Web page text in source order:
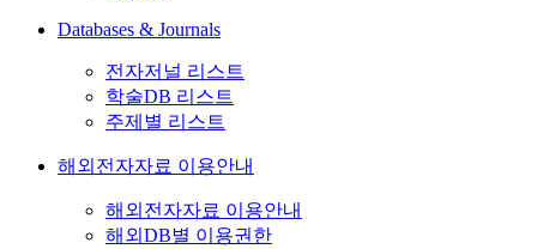
Databases & Journals
전자저널 리스트
학술DB 리스트
주제별 리스트
해외전자자료 이용안내
해외전자자료 이용안내
해외DB별 이용권한